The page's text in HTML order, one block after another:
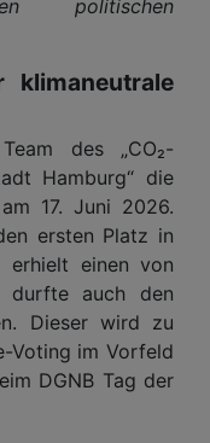
politischen
klimaneutrale
des „CO₂-
Hamburg“ die
17. Juni 2026.
ersten Platz in
erhielt einen von
durfte auch den
Dieser wird zu
Voting im Vorfeld
DGNB Tag der